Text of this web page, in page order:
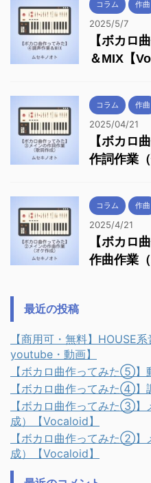
コラム 作曲
2025/5/7
【ボカロ
＆MIX【
コラム 作曲
2025/04/21
【ボカロ
作詞作業
コラム 作曲
2025/4/21
【ボカロ
作曲作業
最近の投稿
【商用可・無料】HOUSE
youtube・動画】
【ボカロ曲作ってみた⑤】
【ボカロ曲作ってみた④】
【ボカロ曲作ってみた③】
成）【Vocaloid】
【ボカロ曲作ってみた②】
成）【Vocaloid】